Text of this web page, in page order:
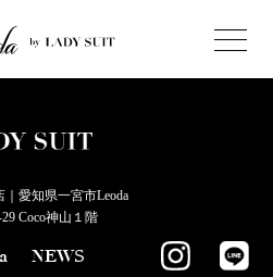
愛知県一宮市Leoda
29 Coco神山１階
NEWS